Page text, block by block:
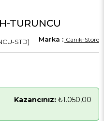
TURUNCU
STD) Canik-Store
Kazancınız: ₺1.050,00